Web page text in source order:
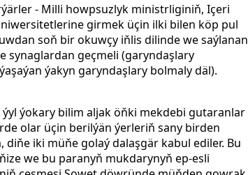
- Milli howpsuzlyk ministrliginiň, Içeri
girmek üçin ilki bilen köp pul
soň bir okuwçy iňlis dilinde we saýlanan
synaglardan geçmeli (garyndaşlary
ýakyn garyndaşlary bolmaly däl).
ýokary bilim aljak öňki mekdebi gutaranlar
olar üçin berilýän ýerleriň sany birden
iki müňe golaý dalaşgär kabul ediler. Bu
we bu paranyň mukdarynyň ep-esli